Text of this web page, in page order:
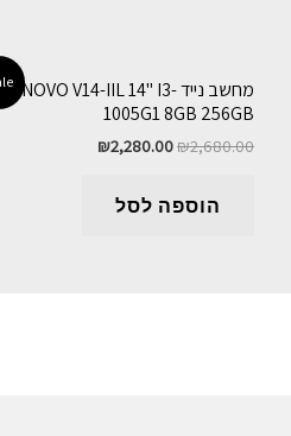
מחשב נייד LENOVO V14-IIL 14" I3-
1005G1 8GB 256GB
₪2,680.00
₪2,280.00
הוספה לסל